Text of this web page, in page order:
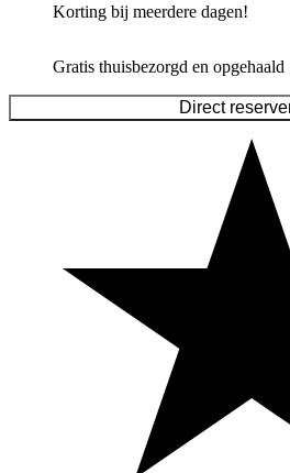
Korting bij meerdere dagen!
Gratis thuisbezorgd en opgehaald
Direct